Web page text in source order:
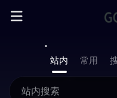
站内 常用